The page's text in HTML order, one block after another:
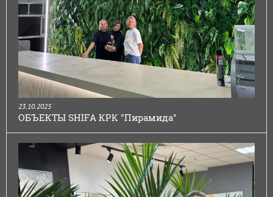
23.10.2025
ОБЪЕКТЫ SHIFA КРК "Пирамида"